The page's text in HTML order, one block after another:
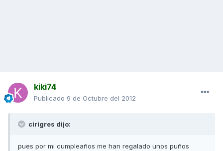
kiki74
Publicado 9 de Octubre del 2012
cirigres dijo:
pues por mi cumpleaños me han regalado unos puños